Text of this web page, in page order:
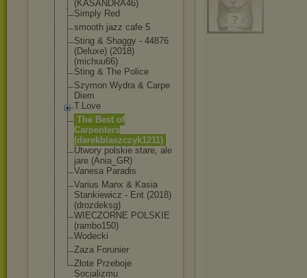
(KASANDRA46)
Simply Red
smooth jazz cafe 5
Sting & Shaggy - 44876
(Deluxe) (2018)
(michuu66)
Sting & The Police
Szymon Wydra & Carpe
Diem
T.Love
The Best of
Carpenters
(darekblaszczyk1211)
Utwory polskie stare, ale
jare (Ania_GR)
Vanesa Paradis
Varius Manx & Kasia
Stankiewicz - Ent (2018)
(drozdeksg)
WIECZORNE POLSKIE
(rambo150)
Wodecki
Zaza Forunier
Złote Przeboje
Socjalizmu